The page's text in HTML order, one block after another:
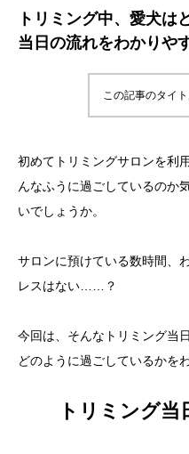
トリミング中、愛犬は
当日の流れをわかりや
この記事のタイ
初めてトリミングサロンを利
んなふうに過ごしているのか
いでしょうか。
サロンに預けている数時間、
レスはない……？
今回は、そんなトリミング当
どのように過ごしているかを
トリミング